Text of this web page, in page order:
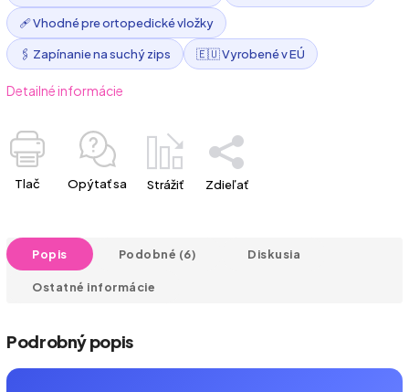
🩹 Vhodné pre ortopedické vložky
🖇️ Zapínanie na suchý zips 🇪🇺 Vyrobené v EÚ
Detailné informácie
Tlač Opýtať sa Strážiť Zdieľať
Popis Podobné (6) Diskusia
Ostatné informácie
Podrobný popis